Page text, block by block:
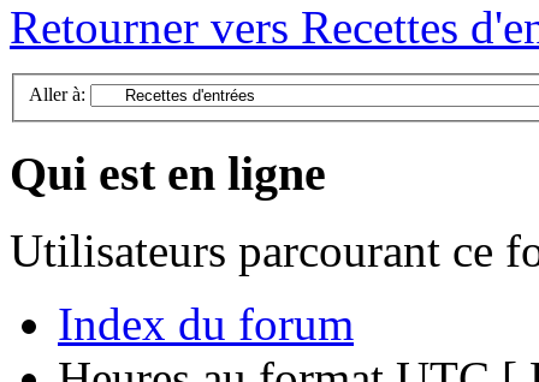
Retourner vers Recettes
Aller à:
Qui est en ligne
Utilisateurs parcourant ce
Index du forum